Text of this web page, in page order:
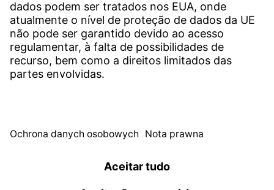
SERVIÇOS
Download-Center
Download Software de Usuário
Especificações de solicitação
© WITZENMANN All rights reserved
Espanha | PT